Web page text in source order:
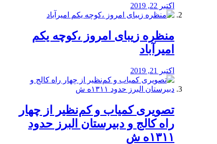
اکتبر 22, 2019
منظره‌‌ زیبای امروز ،کوچه یکم
امیرآباد
اکتبر 21, 2019
️تصویری کمیاب و کم‌نظیر از چهار
راه كالج و دبيرستان البرز حدود
۱۳۱۱ه ش